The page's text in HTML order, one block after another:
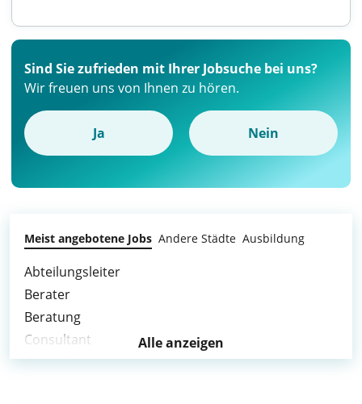
Sind Sie zufrieden mit Ihrer Jobsuche bei uns?
Wir freuen uns von Ihnen zu hören.
Ja Nein
Meist angebotene Jobs Andere Städte Ausbildung
Abteilungsleiter
Berater
Beratung
Consultant
Consulting
Alle anzeigen